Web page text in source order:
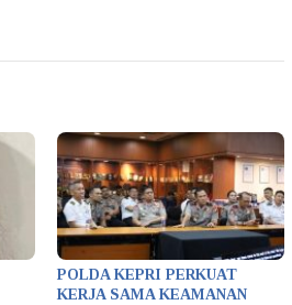
POLDA KEPRI PERKUAT
KERJA SAMA KEAMANAN